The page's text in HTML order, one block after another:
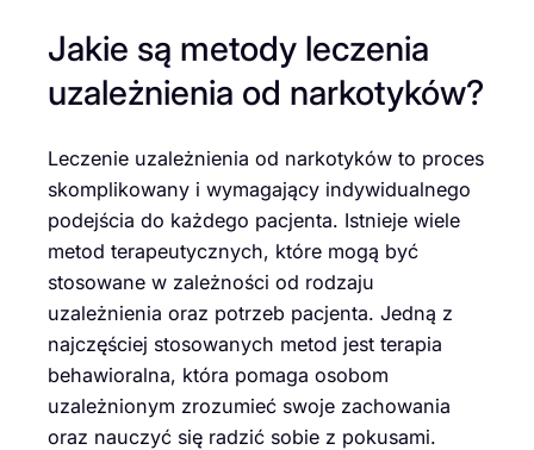
Jakie są metody leczenia
uzależnienia od narkotyków?
Leczenie uzależnienia od narkotyków to proces
skomplikowany i wymagający indywidualnego
podejścia do każdego pacjenta. Istnieje wiele
metod terapeutycznych, które mogą być
stosowane w zależności od rodzaju
uzależnienia oraz potrzeb pacjenta. Jedną z
najczęściej stosowanych metod jest terapia
behawioralna, która pomaga osobom
uzależnionym zrozumieć swoje zachowania
oraz nauczyć się radzić sobie z pokusami.